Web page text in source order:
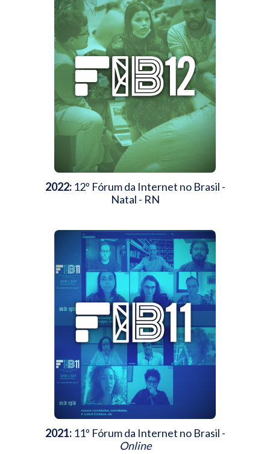
2022:12º Fórum da Internet no Brasil -
Natal - RN
2021:11º Fórum da Internet no Brasil -
Online